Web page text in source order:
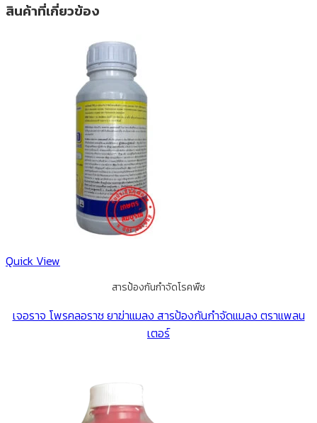
สินค้าที่เกี่ยวข้อง
Quick View
สารป้องกันกำจัดโรคพืช
เจอราจ โพรคลอราช ยาฆ่าแมลง สารป้องกันกำจัดแมลง ตราแพลน
เตอร์